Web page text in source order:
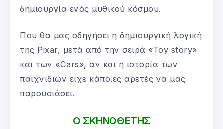
δημιουργία ενός μυθικού κόσμου.
Που θα μας οδηγήσει η δημιουργική λογική
της Pixar, μετά από την σειρά «Toy story»
και των «Cars», αν και η ιστορία των
παιχνιδιών είχε κάποιες αρετές να μας
παρουσιάσει.
Ο ΣΚΗΝΟΘΕΤΗΣ